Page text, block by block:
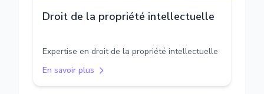
Droit de la propriété intellectuelle
Expertise en droit de la propriété intellectuelle
En savoir plus